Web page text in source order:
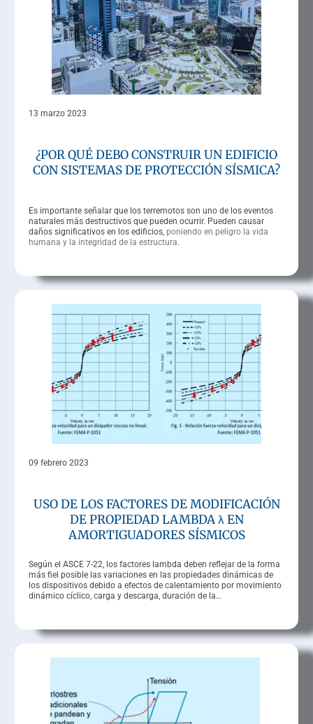
13 marzo 2023
¿POR QUÉ DEBO CONSTRUIR UN EDIFICIO
CON SISTEMAS DE PROTECCIÓN SÍSMICA?
Es importante señalar que los terremotos son uno de los eventos
naturales más destructivos que pueden ocurrir. Pueden causar
daños significativos en los edificios, poniendo en peligro la vida
humana y la integridad de la estructura.
09 febrero 2023
USO DE LOS FACTORES DE MODIFICACIÓN
DE PROPIEDAD LAMBDA λ EN
AMORTIGUADORES SÍSMICOS
Según el ASCE 7-22, los factores lambda deben reflejar de la forma
más fiel posible las variaciones en las propiedades dinámicas de
los dispositivos debido a efectos de calentamiento por movimiento
dinámico cíclico, carga y descarga, duración de la…